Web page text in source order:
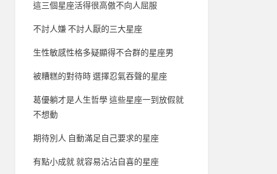
這三個星座活得很高傲不向人屈服
不討人嫌 不討人厭的三大星座
生性敏感性格多疑顯得不合群的星座男
被糟糕的對待時 選擇忍氣吞聲的星座
葛優躺才是人生哲學 這些星座一到放假就
不想動
期待別人 自動滿足自己要求的星座
有點小成就 就容易沾沾自喜的星座